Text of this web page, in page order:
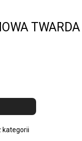
TWARDA
kategorii